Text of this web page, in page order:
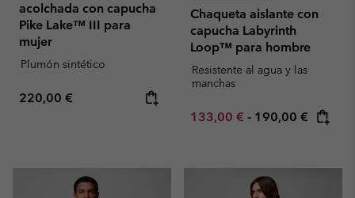
acolchada con capucha
Pike Lake™ III para
mujer
Plumón sintético
Regular price:
220,00 €
Chaqueta aislante con
capucha Labyrinth
Loop™ para hombre
Resistente al agua y las
manchas
Minimum sale price:
133,00 € - Maximum price:
190,00 €